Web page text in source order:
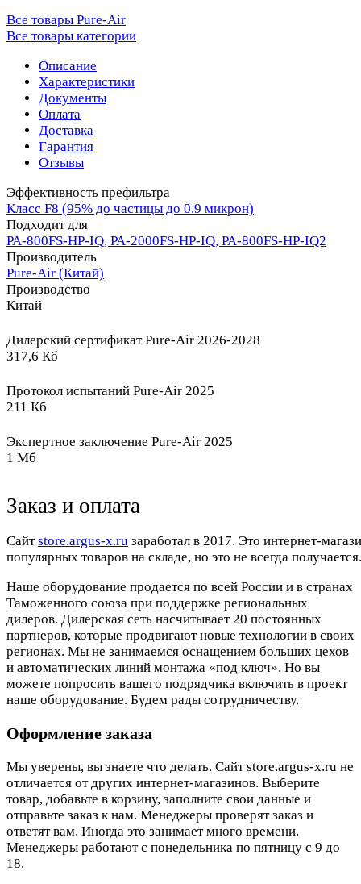
Все товары Pure-Air
Все товары категории
Описание
Характеристики
Документы
Оплата
Доставка
Гарантия
Отзывы
Эффективность префильтра
Класс F8 (95% до частицы до 0.9 микрон)
Подходит для
PA-800FS-HP-IQ, PA-2000FS-HP-IQ, PA-800FS-HP-IQ2
Производитель
Pure-Air (Китай)
Производство
Китай
Дилерский сертификат Pure-Air 2026-2028
317,6 Кб
Протокол испытаний Pure-Air 2025
211 Кб
Экспертное заключение Pure-Air 2025
1 Мб
Заказ и оплата
Cайтstore.argus-x.ru заработал в 2017. Это интернет-
популярных товаров на складе, но это не всегда
Наше оборудование продается по всей России и в странах
Таможенного союза при поддержке региональных
дилеров. Дилерская сеть насчитывает 20 постоянных
партнеров, которые продвигают новые технологии в своих
регионах. Мы не занимаемся оснащением больших цехов
и автоматических линий монтажа «под ключ». Но вы
можете попросить вашего подрядчика включить в проект
наше оборудование. Будем рады сотрудничеству.
Оформление заказа
Мы уверены, вы знаете что делать. Сайт store.argus-x.ru не
отличается от других интернет-магазинов. Выберите
товар, добавьте в корзину, заполните свои данные и
отправьте заказ к нам. Менеджеры проверят заказ и
ответят вам. Иногда это занимает много времени.
Менеджеры работают с понедельника по пятницу с 9 до
18.